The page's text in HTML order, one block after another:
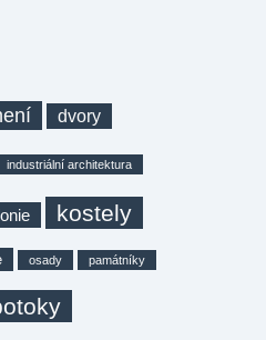
dvory
industriální architektura
kostely
osady památníky